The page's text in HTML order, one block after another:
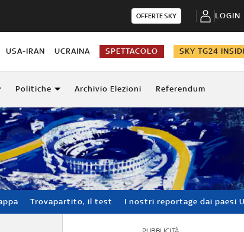
OFFERTE SKY LOGIN
USA-IRAN UCRAINA SPETTACOLO SKY TG24
Politiche Archivio Elezioni Referendum
Trovapartito, il test I nostri reportage dai paesi